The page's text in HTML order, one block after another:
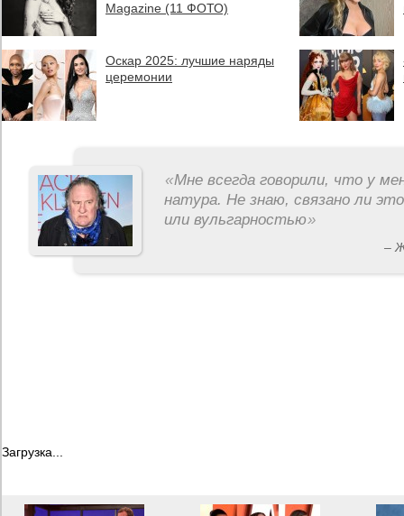
Magazine (11 ФОТО)
Оскар 2025: лучшие наряды
церемонии
«Мне всегда говорили, что у
натура. Не знаю, связано ли
или вульгарностью»
–
Загрузка...